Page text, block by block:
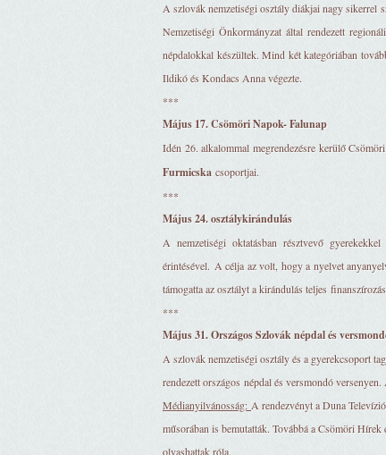
A szlovák nemzetiségi osztály diákjai nagy sikerrel
Nemzetiségi Önkormányzat által rendezett
népdalokkal készültek. Mind két kategóriában
Ildikó és Kondacs Anna végezte.
***
Május 17. Csömöri Napok- Falunap
Idén 26. alkalommal megrendezésre kerülő
Furmicska csoportjai.
***
Május 24. osztálykirándulás
A nemzetiségi oktatásban résztvevő
érintésével. A célja az volt, hogy a nyelvet
támogatta az osztályt a kirándulás teljes
***
Május 31. Országos Szlovák népdal és
A szlovák nemzetiségi osztály és a gyerekcsoport
rendezett országos népdal és versmondó
Médianyilvánosság: A rendezvényt a Duna
műsorában is bemutatták. Továbbá a Csömöri
olvashattak róla.